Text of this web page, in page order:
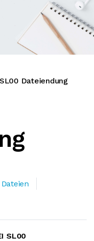
SL00 Dateiendung
SL00